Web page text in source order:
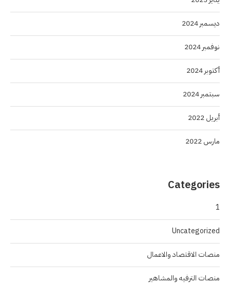
ديسمبر 2024
نوفمبر 2024
أكتوبر 2024
سبتمبر 2024
أبريل 2022
مارس 2022
Categories
1
Uncategorized
منصات الاقتصاد والاعمال
منصات الترفيه والمشاهير